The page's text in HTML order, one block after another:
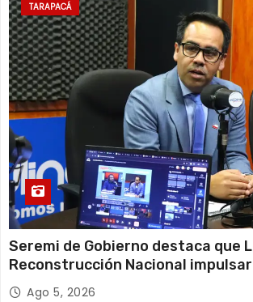
TARAPACÁ
Seremi de Gobierno destaca que
Reconstrucción Nacional
y el empleo en Tarapacá
Ago 5, 2026